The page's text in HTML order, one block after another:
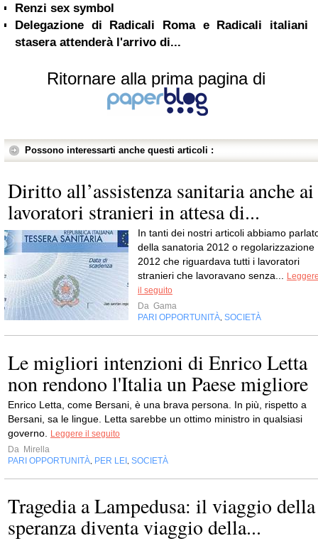
Renzi sex symbol
Delegazione di Radicali Roma e Radicali italiani
stasera attenderà l'arrivo di...
Ritornare alla prima pagina di
Possono interessarti anche questi articoli :
Diritto all’assistenza sanitaria anche ai
lavoratori stranieri in attesa di...
In tanti dei nostri articoli abbiamo
della sanatoria 2012 o regolarizzazione
2012 che riguardava tutti i lavoratori
stranieri che lavoravano senza...
il seguito
Da Gama
PARI OPPORTUNITÀ SOCIETÀ
Le migliori intenzioni di Enrico Letta
non rendono l'Italia un Paese migliore
Enrico Letta, come Bersani, è una brava persona. In più, rispetto a
Bersani, sa le lingue. Letta sarebbe un ottimo ministro in qualsiasi
governo.
Leggere il seguito
Da Mirella
PARI OPPORTUNITÀ PER LEI SOCIETÀ
Tragedia a Lampedusa: il viaggio della
speranza diventa viaggio della...